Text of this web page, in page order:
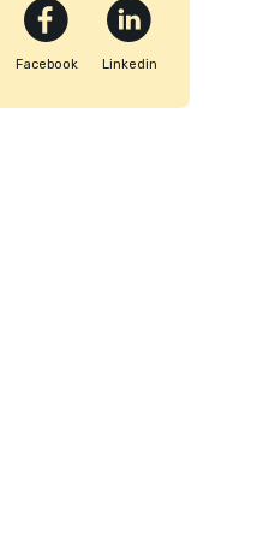
Facebook Linkedin